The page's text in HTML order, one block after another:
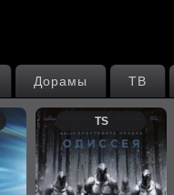
ТВ
Дорамы
TS